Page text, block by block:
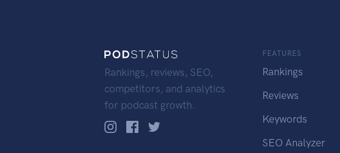
Rankings, reviews, SEO,
competitors, and analytics
for podcast growth.
FEATURES
Rankings
Reviews
Keywords
SEO Analyzer